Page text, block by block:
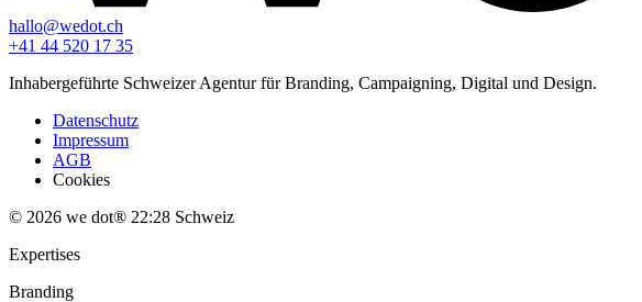
hallo@wedot.ch
+41 44 520 17 35
Inhabergeführte Schweizer Agentur für Branding, Campaigning, Digital und Design.
Datenschutz
Impressum
AGB
Cookies
© 2026 we dot® 22:28 Schweiz
Expertises
Branding